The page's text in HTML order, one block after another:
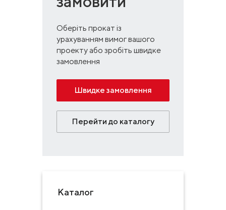
Оберіть прокат із
урахуванням вимог вашого
проекту або зробіть швидке
замовлення
Швидке замовлення
Перейти до каталогу
Каталог